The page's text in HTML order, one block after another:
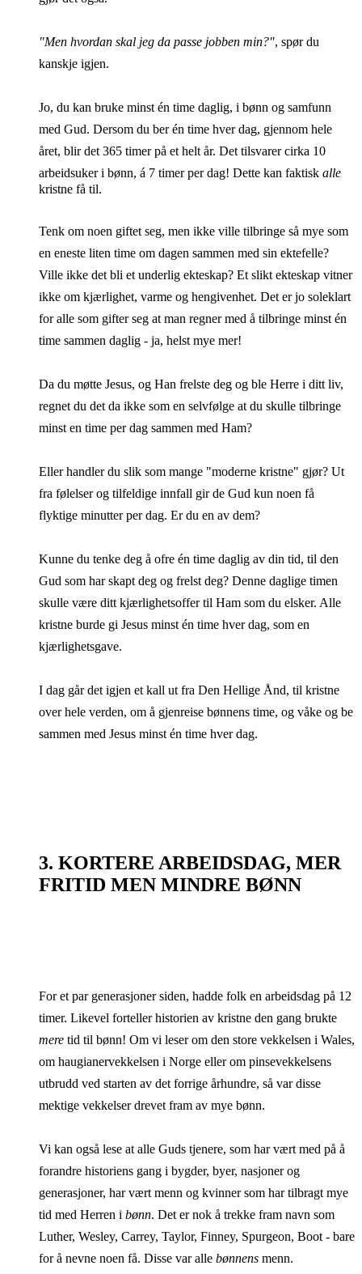
"Men hvordan skal jeg da passe jobben min?", spør du
kanskje igjen.
Jo, du kan bruke minst én time daglig, i bønn og samfunn
med Gud. Dersom du ber én time hver dag, gjennom hele
året, blir det 365 timer på et helt år. Det tilsvarer cirka 10
arbeidsuker i bønn, á 7 timer per dag! Dette kan faktisk alle
kristne få til.
Tenk om noen giftet seg, men ikke ville tilbringe så mye som
en eneste liten time om dagen sammen med sin ektefelle?
Ville ikke det bli et underlig ekteskap? Et slikt ekteskap vitner
ikke om kjærlighet, varme og hengivenhet. Det er jo soleklart
for alle som gifter seg at man regner med å tilbringe minst én
time sammen daglig - ja, helst mye mer!
Da du møtte Jesus, og Han frelste deg og ble Herre i ditt liv,
regnet du det da ikke som en selvfølge at du skulle tilbringe
minst en time per dag sammen med Ham?
Eller handler du slik som mange "moderne kristne" gjør? Ut
fra følelser og tilfeldige innfall gir de Gud kun noen få
flyktige minutter per dag. Er du en av dem?
Kunne du tenke deg å ofre én time daglig av din tid, til den
Gud som har skapt deg og frelst deg? Denne daglige timen
skulle være ditt kjærlighetsoffer til Ham som du elsker. Alle
kristne burde gi Jesus minst én time hver dag, som en
kjærlighetsgave.
I dag går det igjen et kall ut fra Den Hellige Ånd, til kristne
over hele verden, om å gjenreise bønnens time, og våke og be
sammen med Jesus minst én time hver dag.
3. KORTERE ARBEIDSDAG, MER
FRITID MEN MINDRE BØNN
For et par generasjoner siden, hadde folk en arbeidsdag på 12
timer. Likevel forteller historien av kristne den gang brukte
mere tid til bønn! Om vi leser om den store vekkelsen i Wales,
om haugianervekkelsen i Norge eller om pinsevekkelsens
utbrudd ved starten av det forrige århundre, så var disse
mektige vekkelser drevet fram av mye bønn.
Vi kan også lese at alle Guds tjenere, som har vært med på å
forandre historiens gang i bygder, byer, nasjoner og
generasjoner, har vært menn og kvinner som har tilbragt mye
tid med Herren i bønn. Det er nok å trekke fram navn som
Luther, Wesley, Carrey, Taylor, Finney, Spurgeon, Boot - bare
for å nevne noen få. Disse var alle bønnens menn.